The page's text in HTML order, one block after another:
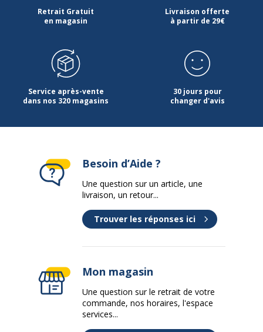
Retrait Gratuit
en magasin
Livraison offerte
à partir de 29€
Service après-vente
dans nos 320 magasins
30 jours pour
changer d'avis
Besoin d’Aide ?
Une question sur un article, une
livraison, un retour...
Trouver les réponses ici
Mon magasin
Une question sur le retrait de votre
commande, nos horaires, l'espace
services...